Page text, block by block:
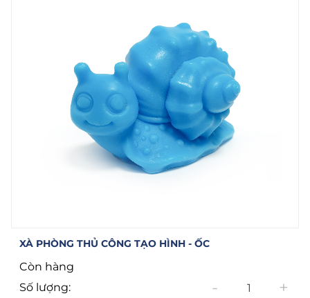
XÀ PHÒNG THỦ CÔNG TẠO HÌNH - ỐC
Còn hàng
Số lượng:
- +